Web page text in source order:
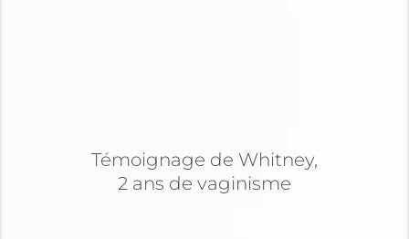
Témoignage de Whitney,
2 ans de vaginisme